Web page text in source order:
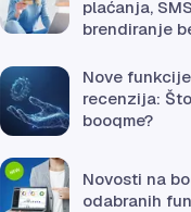
plaćanja,
brendiranje
Nove
recenzija:
booqme?
Novosti na
odabranih